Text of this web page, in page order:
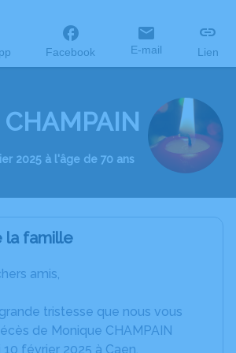
Facebook E-mail Lien
2025 à l'âge de 70 ans
la famille
amis,
tristesse que nous vous
de Monique CHAMPAIN
février 2025 à Caen.